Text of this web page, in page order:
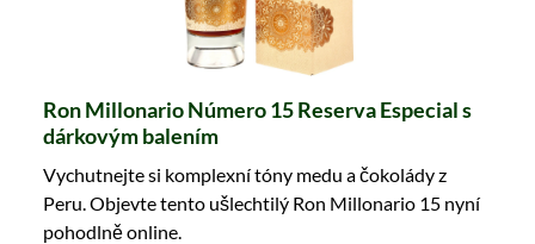
Ron Millonario Número 15 Reserva Especial s
dárkovým balením
Vychutnejte si komplexní tóny medu a čokolády z
Peru. Objevte tento ušlechtilý Ron Millonario 15 nyní
pohodlně online.